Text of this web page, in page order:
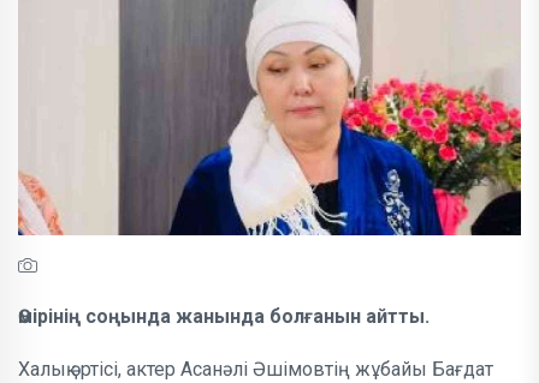
Өмірінің соңында жанында болғанын айтты.
Халық әртісі, актер Асанәлі Әшімовтің жұбайы Бағдат